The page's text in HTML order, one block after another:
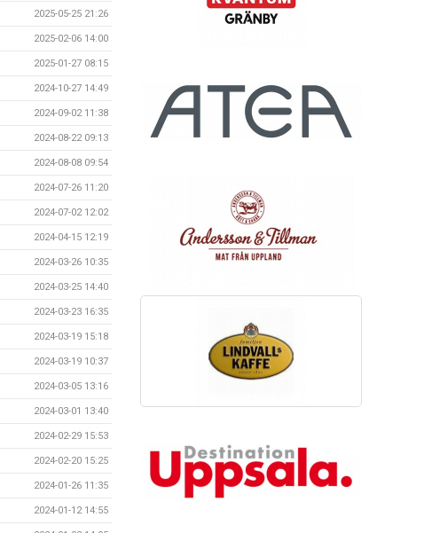
2025-05-25 21:26
2025-02-06 14:00
2025-01-27 08:15
2024-10-27 14:49
2024-09-02 11:38
2024-08-22 09:13
2024-08-08 09:54
2024-07-26 11:20
2024-07-02 12:02
2024-04-15 12:19
2024-03-26 10:35
2024-03-25 14:40
2024-03-23 16:35
2024-03-19 15:18
2024-03-19 10:37
2024-03-05 13:16
2024-03-01 13:40
2024-02-29 15:53
2024-02-20 15:25
2024-01-26 11:35
2024-01-12 14:55